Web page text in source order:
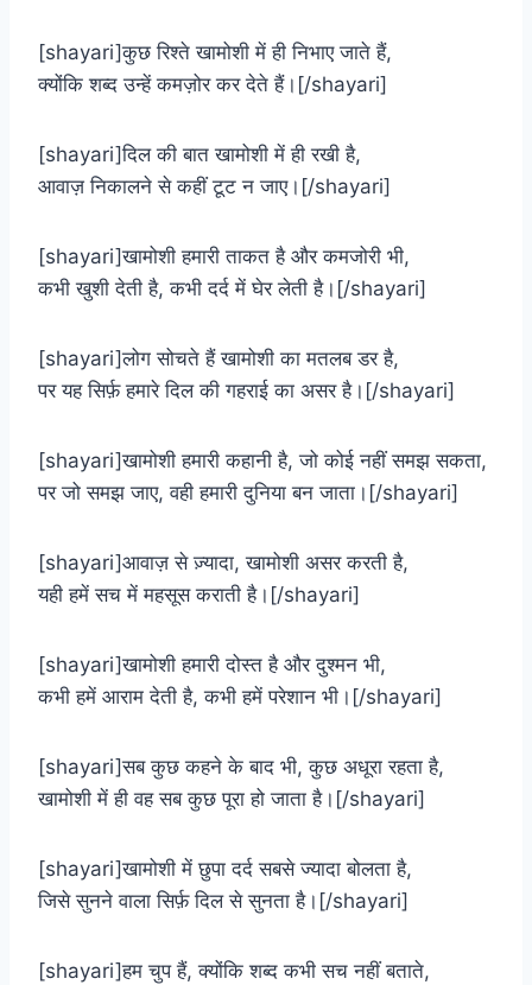
[shayari]कुछ रिश्ते खामोशी में ही निभाए जाते हैं,
क्योंकि शब्द उन्हें कमज़ोर कर देते हैं।[/shayari]
[shayari]दिल की बात खामोशी में ही रखी है,
आवाज़ निकालने से कहीं टूट न जाए।[/shayari]
[shayari]खामोशी हमारी ताकत है और कमजोरी भी,
कभी खुशी देती है, कभी दर्द में घेर लेती है।[/shayari]
[shayari]लोग सोचते हैं खामोशी का मतलब डर है,
पर यह सिर्फ़ हमारे दिल की गहराई का असर है।[/shayari]
[shayari]खामोशी हमारी कहानी है, जो कोई नहीं समझ सकता,
पर जो समझ जाए, वही हमारी दुनिया बन जाता।[/shayari]
[shayari]आवाज़ से ज़्यादा, खामोशी असर करती है,
यही हमें सच में महसूस कराती है।[/shayari]
[shayari]खामोशी हमारी दोस्त है और दुश्मन भी,
कभी हमें आराम देती है, कभी हमें परेशान भी।[/shayari]
[shayari]सब कुछ कहने के बाद भी, कुछ अधूरा रहता है,
खामोशी में ही वह सब कुछ पूरा हो जाता है।[/shayari]
[shayari]खामोशी में छुपा दर्द सबसे ज्यादा बोलता है,
जिसे सुनने वाला सिर्फ़ दिल से सुनता है।[/shayari]
[shayari]हम चुप हैं, क्योंकि शब्द कभी सच नहीं बताते,